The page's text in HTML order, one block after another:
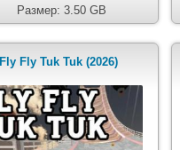
Размер: 3.50 GB
Fly Fly Tuk Tuk (2026)